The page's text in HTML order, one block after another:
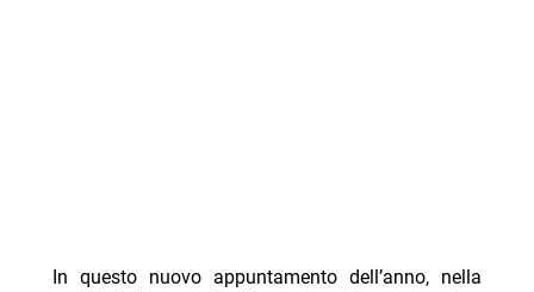
In questo nuovo appuntamento dell’anno, nella